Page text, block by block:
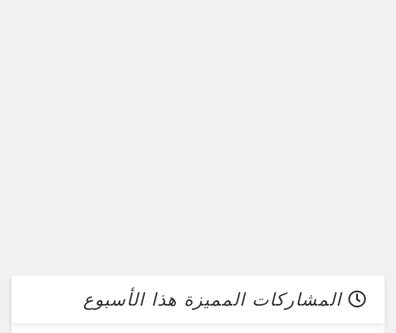
المشاركات المميزة هذا الأسبوع